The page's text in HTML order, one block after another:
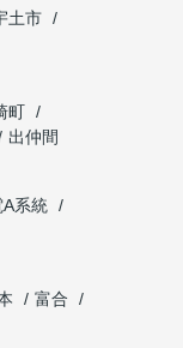
土市
町
出仲間
系統
富合